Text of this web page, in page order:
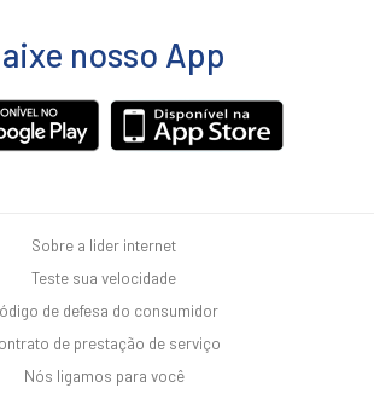
nosso App
Sobre a lider internet
Teste sua velocidade
de defesa do consumidor
de prestação de serviço
Nós ligamos para você